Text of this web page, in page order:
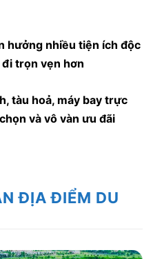
hưởng nhiều tiện ích độc
trọn vẹn hơn
tàu hoả, máy bay trực
và vô vàn ưu đãi
ĐỊA ĐIỂM DU